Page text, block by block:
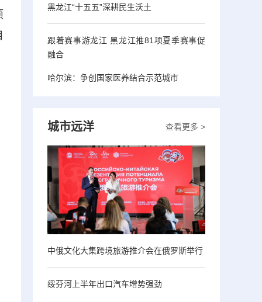
黑龙江“十五五”深耕民生沃土
跟着赛事游龙江 黑龙江推81项夏季赛事促
融合
哈尔滨：争创国家医养结合示范城市
查看更多 >
城市远洋
中俄文化大集跨境旅游推介会在俄罗斯举行
绥芬河上半年出口汽车增势强劲